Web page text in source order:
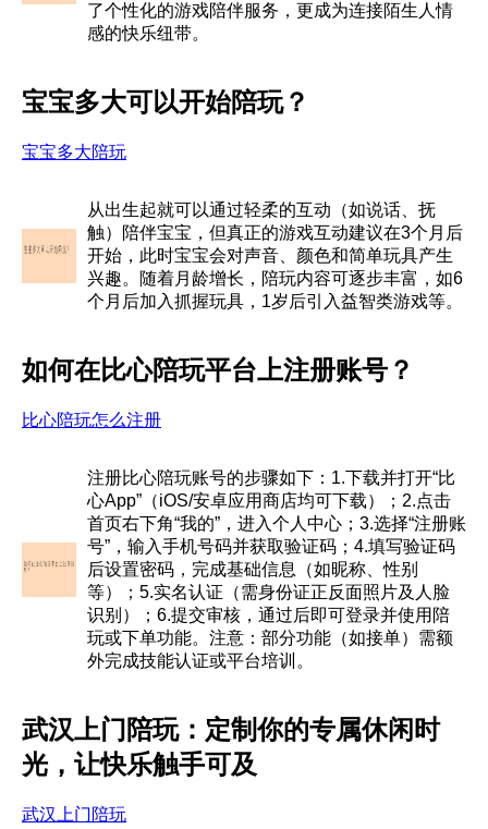
了个性化的游戏陪伴服务，更成为连接陌生人情
感的快乐纽带。
宝宝多大可以开始陪玩？
宝宝多大陪玩
从出生起就可以通过轻柔的互动（如说话、抚
触）陪伴宝宝，但真正的游戏互动建议在3个月后
开始，此时宝宝会对声音、颜色和简单玩具产生
兴趣。随着月龄增长，陪玩内容可逐步丰富，如6
个月后加入抓握玩具，1岁后引入益智类游戏等。
如何在比心陪玩平台上注册账号？
比心陪玩怎么注册
注册比心陪玩账号的步骤如下：1.下载并打开“比
心App”（iOS/安卓应用商店均可下载）；2.点击
首页右下角“我的”，进入个人中心；3.选择“注册账
号”，输入手机号码并获取验证码；4.填写验证码
后设置密码，完成基础信息（如昵称、性别
等）；5.实名认证（需身份证正反面照片及人脸
识别）；6.提交审核，通过后即可登录并使用陪
玩或下单功能。注意：部分功能（如接单）需额
外完成技能认证或平台培训。
武汉上门陪玩：定制你的专属休闲时
光，让快乐触手可及
武汉上门陪玩